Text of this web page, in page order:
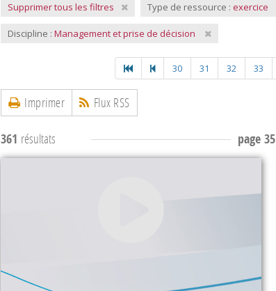
Supprimer tous les filtres Type de ressource : exercice
Discipline : Management et prise de décision
30 31 32 33
Imprimer Flux RSS
361 résultats page 35